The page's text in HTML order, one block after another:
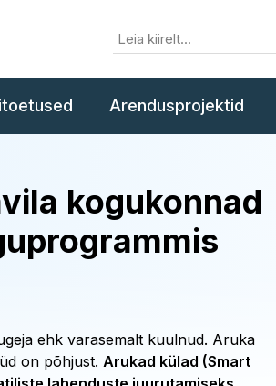
Arendusprojektid
kogukonnad
ehk varasemalt kuulnud. Aruka
on põhjust. Arukad külad (Smart